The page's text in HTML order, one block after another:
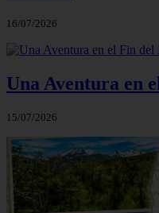
16/07/2026
Una Aventura en
15/07/2026